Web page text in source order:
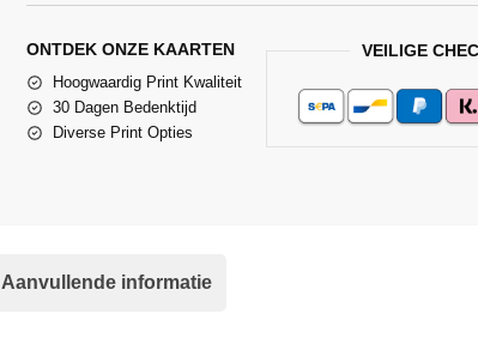
ONTDEK ONZE KAARTEN
Hoogwaardig Print Kwaliteit
30 Dagen Bedenktijd
Diverse Print Opties
VEILIGE
Aanvullende informatie